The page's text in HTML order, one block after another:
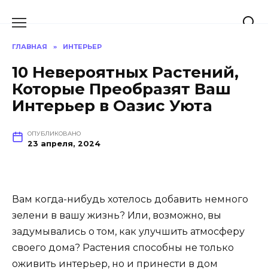
ГЛАВНАЯ » ИНТЕРЬЕР
10 Невероятных Растений,
Которые Преобразят Ваш
Интерьер в Оазис Уюта
ОПУБЛИКОВАНО
23 апреля, 2024
Вам когда-нибудь хотелось добавить немного
зелени в вашу жизнь? Или, возможно, вы
задумывались о том, как улучшить атмосферу
своего дома? Растения способны не только
оживить интерьер, но и принести в дом